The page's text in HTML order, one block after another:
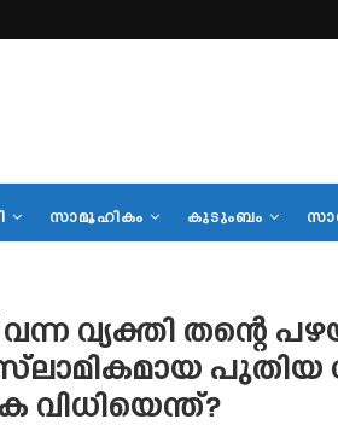
സാമൂഹികം കുടുംബം
വ്യക്തി തന്റെ
പുതിയ
വിധിയെന്ത്?